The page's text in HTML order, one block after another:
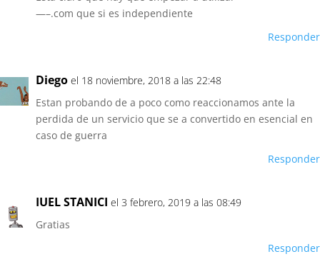
—–.com que si es independiente
Responder
Diego el 18 noviembre, 2018 a las 22:48
Estan probando de a poco como reaccionamos ante la
perdida de un servicio que se a convertido en esencial en
caso de guerra
Responder
IUEL STANICI el 3 febrero, 2019 a las 08:49
Gratias
Responder